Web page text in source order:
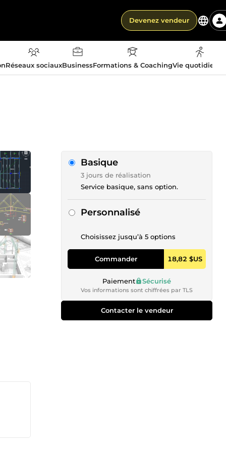
Devenez vendeur
Réseaux sociauxBusinessFormations & CoachingVie
Basique
3 jours de réalisation
Service basique, sans option.
Personnalisé
Choisissez jusqu’à 5 options
Commander 18,82 $US
Paiement Sécurisé
Vos informations sont chiffrées par TLS
Contacter le vendeur